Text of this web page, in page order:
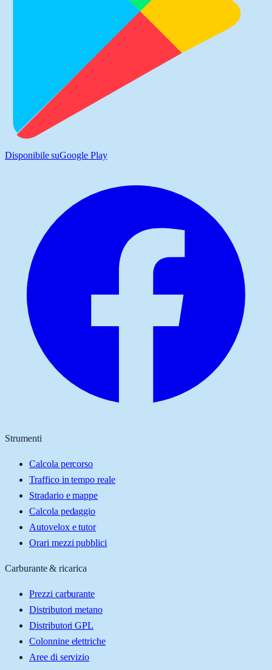
Disponibile suGoogle Play
Strumenti
Calcola percorso
Traffico in tempo reale
Stradario e mappe
Calcola pedaggio
Autovelox e tutor
Orari mezzi pubblici
Carburante & ricarica
Prezzi carburante
Distributori metano
Distributori GPL
Colonnine elettriche
Aree di servizio